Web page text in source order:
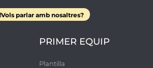
Vols parlar amb nosaltres?
PRIMER EQUIP
Plantilla